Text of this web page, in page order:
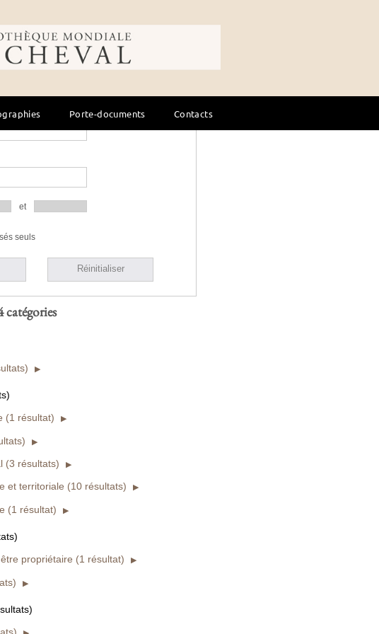
du cheval
Porte-documents Contacts
et
seuls
Réinitialiser
catégories
(1 résultat)
(3 résultats)
et territoriale (10 résultats)
(1 résultat)
propriétaire (1 résultat)